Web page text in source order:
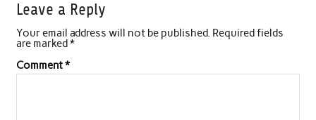
Leave a Reply
Your email address will not be published. Required fields
are marked *
Comment*